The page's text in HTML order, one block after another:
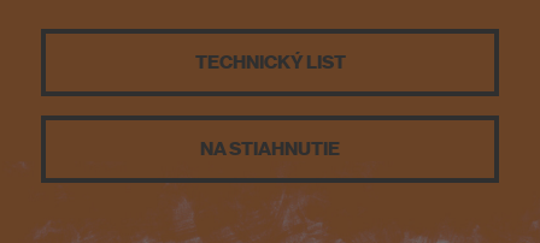
Know-How
O nás
TECHNICKÝ LIST
NA STIAHNUTIE